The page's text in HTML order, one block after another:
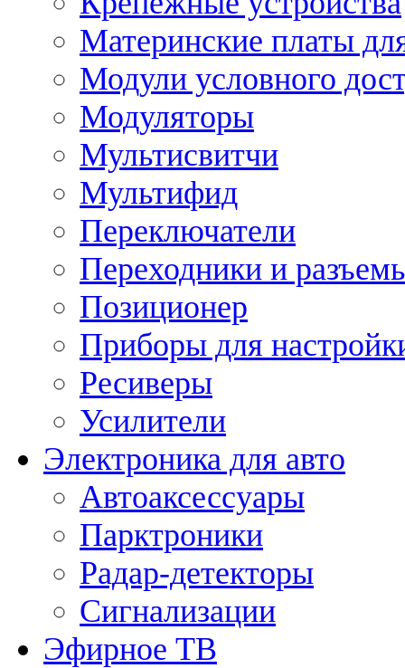
Материнские платы
Модули условного
Модуляторы
Мультисвитчи
Мультифид
Переключатели
Переходники и
Позиционер
Приборы для
Ресиверы
Усилители
Электроника для авто
Автоаксессуары
Парктроники
Радар-детекторы
Сигнализации
Эфирное ТВ